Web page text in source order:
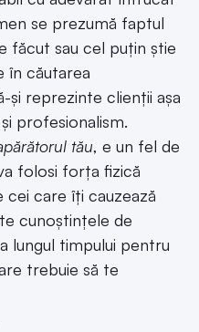
se prezumă faptul
făcut sau cel puțin știe
în căutarea
și reprezinte clienții așa
profesionalism.
tău, e un fel de
folosi forța fizică
care îți cauzează
cunoștințele de
lungul timpului pentru
trebuie să te